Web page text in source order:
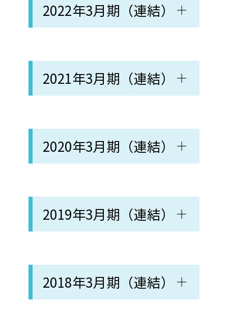
2022年3月期（連結）
2021年3月期（連結）
2020年3月期（連結）
2019年3月期（連結）
2018年3月期（連結）